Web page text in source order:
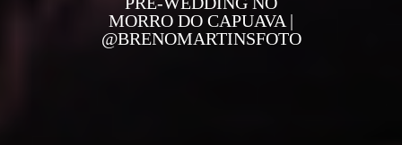
MORRO DO CAPUAVA |
@BRENOMARTINSFOTO